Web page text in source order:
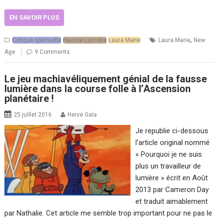
EN SAVOIR PLUS
Critique spirituelle Fausse Lumière Laura Marie Laura Marie, New
Age
9 Comments
Le jeu machiavéliquement génial de la fausse
lumière dans la course folle à l’Ascension
planétaire !
25 juillet 2016 Hervé Gaïa
Je republie ci-dessous
l’article original nommé
« Pourquoi je ne suis
plus un travailleur de
lumière » écrit en Août
2013 par Cameron Day
et traduit aimablement
par Nathalie. Cet article me semble trop important pour ne pas le